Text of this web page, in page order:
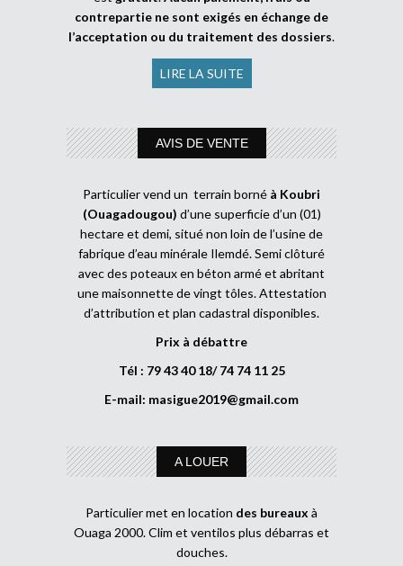
contrepartie ne sont exigés en échange de
l’acceptation ou du traitement des dossiers.
LIRE LA SUITE
AVIS DE VENTE
Particulier vend un terrain borné à Koubri
(Ouagadougou) d’une superficie d’un (01)
hectare et demi, situé non loin de l’usine de
fabrique d’eau minérale Ilemdé. Semi clôturé
avec des poteaux en béton armé et abritant
une maisonnette de vingt tôles. Attestation
d’attribution et plan cadastral disponibles.
Prix à débattre
Tél : 79 43 40 18/ 74 74 11 25
E-mail: masigue2019@gmail.com
A LOUER
Particulier met en location des bureaux à
Ouaga 2000. Clim et ventilos plus débarras et
douches.